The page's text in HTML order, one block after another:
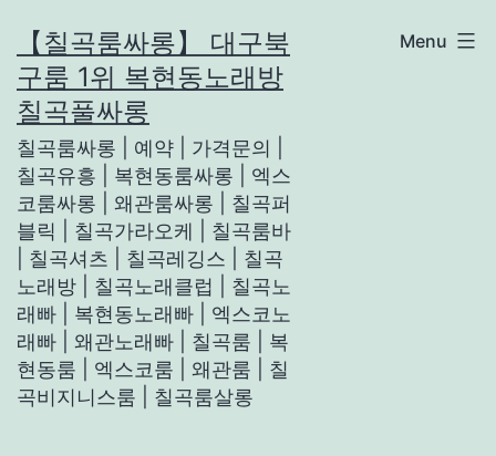
to
content
【칠곡룸싸롱】 대구북
구룸 1위 복현동노래방
칠곡풀싸롱
칠곡룸싸롱 | 예약 | 가격문의 |
칠곡유흥 | 복현동룸싸롱 | 엑스
코룸싸롱 | 왜관룸싸롱 | 칠곡퍼
블릭 | 칠곡가라오케 | 칠곡룸바
| 칠곡셔츠 | 칠곡레깅스 | 칠곡
노래방 | 칠곡노래클럽 | 칠곡노
래빠 | 복현동노래빠 | 엑스코노
래빠 | 왜관노래빠 | 칠곡룸 | 복
현동룸 | 엑스코룸 | 왜관룸 | 칠
곡비지니스룸 | 칠곡룸살롱
Menu